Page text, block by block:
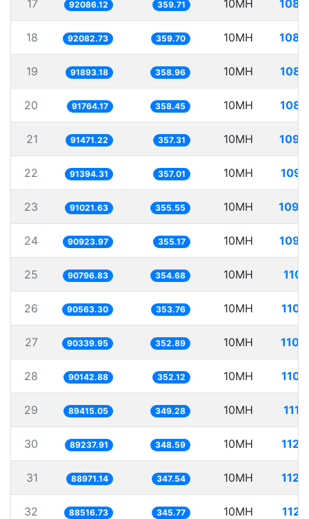
17 92086.12 359.71 10MH
18 92082.73 359.70 10MH
19 91893.18 358.96 10MH
20 91764.17 358.45 10MH
21 91471.22 357.31 10MH
22 91394.31 357.01 10MH
23 91021.63 355.55 10MH
24 90923.97 355.17 10MH
25 90796.83 354.68 10MH
26 90563.30 353.76 10MH
27 90339.95 352.89 10MH
28 90142.88 352.12 10MH
29 89415.05 349.28 10MH
30 89237.91 348.59 10MH
31 88971.14 347.54 10MH
32 88516.73 345.77 10MH